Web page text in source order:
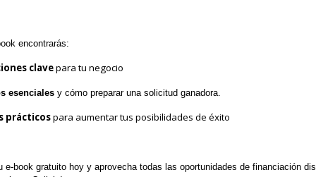
encontrarás:
clave para tu negocio
esenciales y cómo preparar una solicitud ganadora.
prácticos para aumentar tus posibilidades de éxito
e-book gratuito hoy y aprovecha todas las oportunidades de financiación